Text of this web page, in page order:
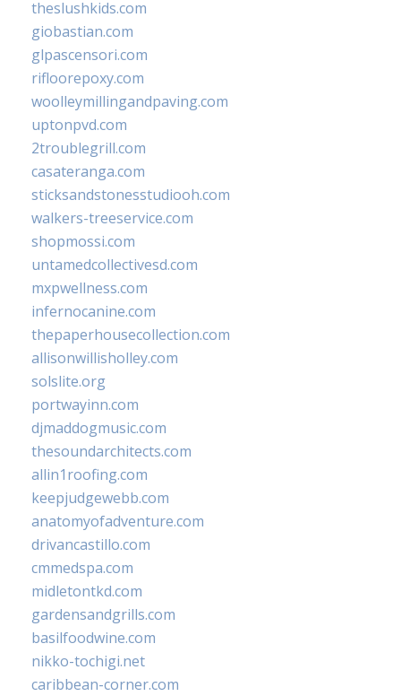
theslushkids.com
giobastian.com
glpascensori.com
rifloorepoxy.com
woolleymillingandpaving.com
uptonpvd.com
2troublegrill.com
casateranga.com
sticksandstonesstudiooh.com
walkers-treeservice.com
shopmossi.com
untamedcollectivesd.com
mxpwellness.com
infernocanine.com
thepaperhousecollection.com
allisonwillisholley.com
solslite.org
portwayinn.com
djmaddogmusic.com
thesoundarchitects.com
allin1roofing.com
keepjudgewebb.com
anatomyofadventure.com
drivancastillo.com
cmmedspa.com
midletontkd.com
gardensandgrills.com
basilfoodwine.com
nikko-tochigi.net
caribbean-corner.com